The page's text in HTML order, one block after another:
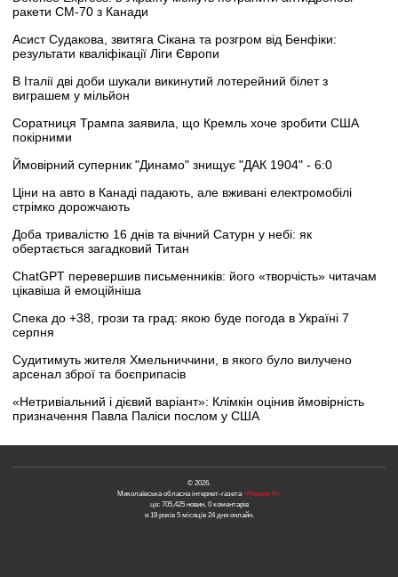
ракети CM-70 з Канади
Асист Судакова, звитяга Сікана та розгром від Бенфіки:
результати кваліфікації Ліги Європи
В Італії дві доби шукали викинутий лотерейний білет з
виграшем у мільйон
Соратниця Трампа заявила, що Кремль хоче зробити США
покірними
Ймовірний суперник "Динамо" знищує "ДАК 1904" - 6:0
Ціни на авто в Канаді падають, але вживані електромобілі
стрімко дорожчають
Доба тривалістю 16 днів та вічний Сатурн у небі: як
обертається загадковий Титан
ChatGPT перевершив письменників: його «творчість» читачам
цікавіша й емоційніша
Спека до +38, грози та град: якою буде погода в Україні 7
серпня
Судитимуть жителя Хмельниччини, в якого було вилучено
арсенал зброї та боєприпасів
«Нетривіальний і дієвий варіант»: Клімкін оцінив ймовірність
призначення Павла Паліси послом у США
© 2026.
Миколаївська обласна інтернет-газета «Новини N»
це: 705,425 новин, 0 коментарів
и 19 років 5 місяців 24 дня онлайн.